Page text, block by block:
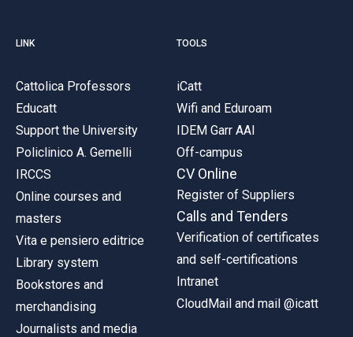
LINK
Cattolica Professors
Educatt
Support the University
Policlinico A. Gemelli
IRCCS
Online courses and
masters
Vita e pensiero editrice
Library system
Bookstores and
merchandising
Journalists and media
TOOLS
iCatt
Wifi and Eduroam
IDEM Garr AAI
Off-campus
CV Online
Register of Suppliers
Calls and Tenders
Verification of certificates
and self-certifications
Intranet
CloudMail and mail @icatt